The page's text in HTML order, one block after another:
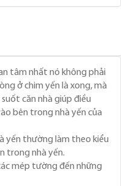
tâm nhất nó không phải
ở chim yến là xong, mà
căn nhà giúp điều
bên trong nhà yến của
yến thường làm theo kiểu
trong nhà yến.
mép tường đến những